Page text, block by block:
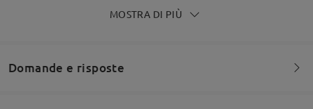
Perfetti...arrivati oggi, molto leggeri
MOSTRA DI PIÙ
Domande e risposte